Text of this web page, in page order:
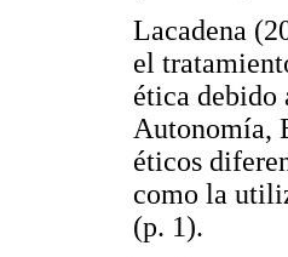
Lacadena
el
ética debido
Autonomía,
éticos
como la
(p. 1).